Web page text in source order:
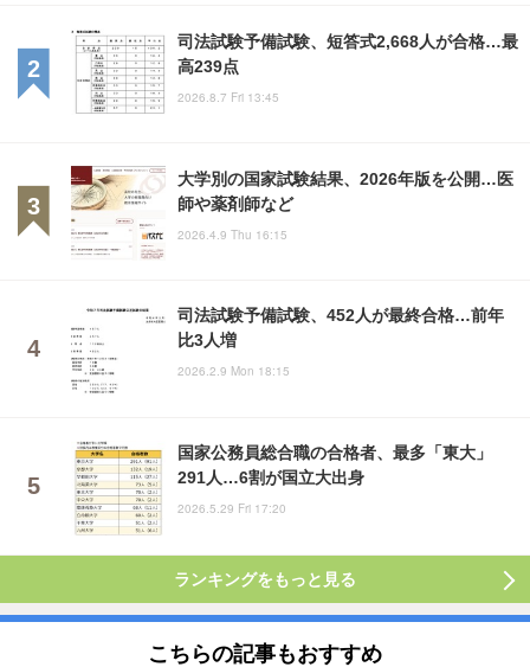
司法試験予備試験、短答式2,668人が合格…最
高239点
2026.8.7 Fri 13:45
大学別の国家試験結果、2026年版を公開…医
師や薬剤師など
2026.4.9 Thu 16:15
司法試験予備試験、452人が最終合格…前年
比3人増
2026.2.9 Mon 18:15
国家公務員総合職の合格者、最多「東大」
291人…6割が国立大出身
2026.5.29 Fri 17:20
ランキングをもっと見る
こちらの記事もおすすめ